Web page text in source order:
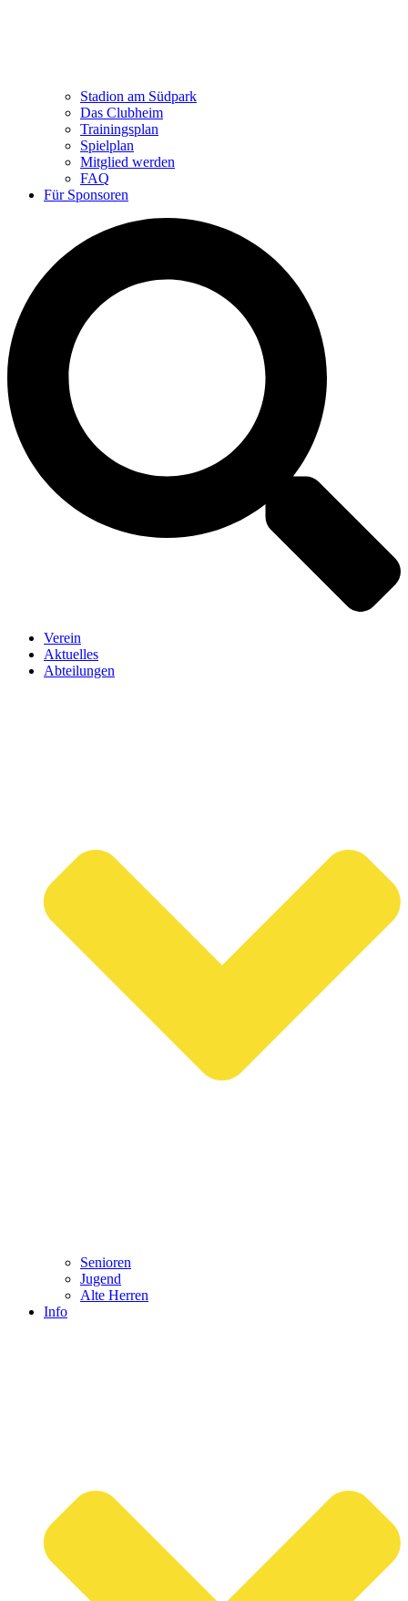
Stadion am Südpark
Das Clubheim
Trainingsplan
Spielplan
Mitglied werden
FAQ
Für Sponsoren
Verein
Aktuelles
Abteilungen
Senioren
Jugend
Alte Herren
Info